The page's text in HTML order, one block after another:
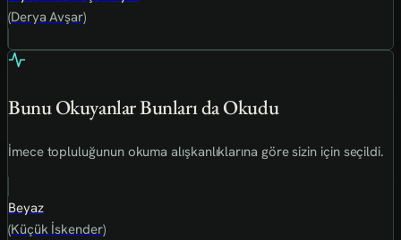
(Derya Avşar)
Bunu Okuyanlar Bunları da Okudu
İmece topluluğunun okuma alışkanlıklarına göre sizin için seçildi.
Beyaz
(Küçük İskender)